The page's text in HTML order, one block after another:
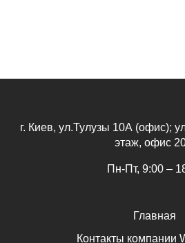
г. Киев, ул.Тулузы 10А (офис);
этаж, офис
Пн-Пт, 9:00 –
Главная
Контакты компании